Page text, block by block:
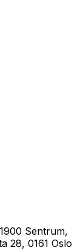
Sentrum,
28, 0161 Oslo